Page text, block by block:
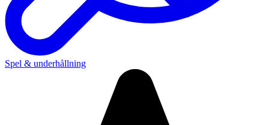
Spel & underhållning